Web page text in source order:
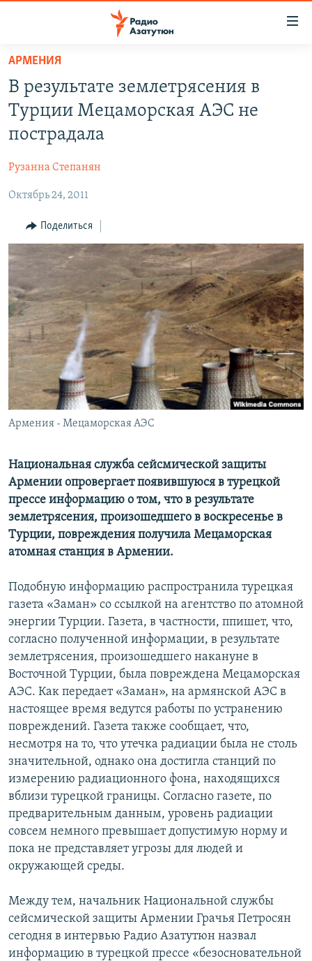
Перейти
основному
содержанию
Перейти
основной
навигации
Перейти
поиску
НОВОСТИ
ПОЛИТИКА
ЭКОНОМИКА
РЕГИОН
НАГОРНЫЙ КАРАБАХ
КУЛЬТУРА
СПОРТ
АРХИВ
Հայերեն
English
Русский
Все сайты Радио Азатутюн
АРМЕНИЯ
В результате землетрясения в
Турции Мецаморская АЭС не
пострадала
Рузанна Степанян
Октябрь 24, 2011
Поделиться
Армения - Мецаморская АЭС
Национальная служба сейсмической защиты
Армении опровергает появившуюся в турецкой
прессе информацию о том, что в результате
землетрясения, произошедшего в воскресенье в
Турции, повреждения получила Мецаморская
атомная станция в Армении.
Подобную информацию распространила турецкая
газета «Заман» со ссылкой на агентство по атомной
энергии Турции. Газета, в частности, ппишет, что,
согласно полученной информации, в результате
землетрясения, произошедшего накануне в
Восточной Турции, была повреждена Мецаморская
АЭС. Как передает «Заман», на армянской АЭС в
настоящее время ведутся работы по устранению
повреждений. Газета также сообщает, что,
несмотря на то, что утечка радиации была не столь
значительной, однако она достигла станций по
измерению радиационного фона, находящихся
вблизи турецкой границы. Согласно газете, по
предварительным данным, уровень радиации
совсем немного превышает допустимую норму и
пока не представляет угрозы для людей и
окружающей среды.
Между тем, начальник Национальной службы
сейсмической защиты Армении Грачья Петросян
сегодня в интервью Радио Азатутюн назвал
информацию в турецкой прессе «безосновательной